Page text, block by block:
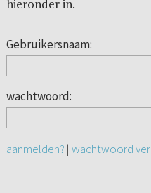
hieronder in.
Gebruikersnaam:
wachtwoord:
aanmelden? | wachtwoord